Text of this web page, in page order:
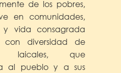
de los pobres,
en comunidades,
vida consagrada
con diversidad de
laicales, que
al pueblo y a sus